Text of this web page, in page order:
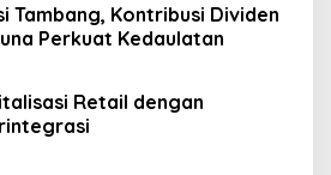
Tambang, Kontribusi Dividen
Perkuat Kedaulatan
Retail dengan